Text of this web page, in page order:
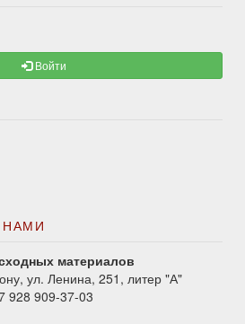
Войти
НАМИ
материалов
ул. Ленина, 251, литер "А"
928 909-37-03